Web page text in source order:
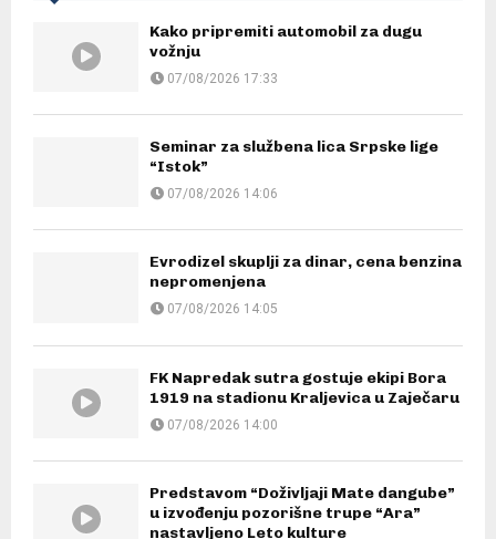
Kako pripremiti automobil za dugu
vožnju
07/08/2026 17:33
Seminar za službena lica Srpske lige
“Istok”
07/08/2026 14:06
Evrodizel skuplji za dinar, cena benzina
nepromenjena
07/08/2026 14:05
FK Napredak sutra gostuje ekipi Bora
1919 na stadionu Kraljevica u Zaječaru
07/08/2026 14:00
Predstavom “Doživljaji Mate dangube”
u izvođenju pozorišne trupe “Ara”
nastavljeno Leto kulture